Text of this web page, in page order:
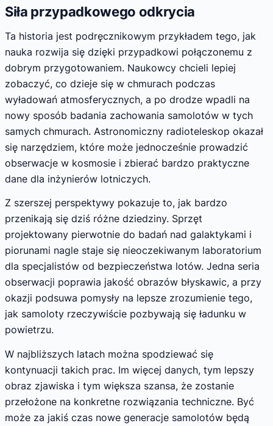
Siła przypadkowego odkrycia
Ta historia jest podręcznikowym przykładem tego, jak
nauka rozwija się dzięki przypadkowi połączonemu z
dobrym przygotowaniem. Naukowcy chcieli lepiej
zobaczyć, co dzieje się w chmurach podczas
wyładowań atmosferycznych, a po drodze wpadli na
nowy sposób badania zachowania samolotów w tych
samych chmurach. Astronomiczny radioteleskop okazał
się narzędziem, które może jednocześnie prowadzić
obserwacje w kosmosie i zbierać bardzo praktyczne
dane dla inżynierów lotniczych.
Z szerszej perspektywy pokazuje to, jak bardzo
przenikają się dziś różne dziedziny. Sprzęt
projektowany pierwotnie do badań nad galaktykami i
piorunami nagle staje się nieoczekiwanym laboratorium
dla specjalistów od bezpieczeństwa lotów. Jedna seria
obserwacji poprawia jakość obrazów błyskawic, a przy
okazji podsuwa pomysły na lepsze zrozumienie tego,
jak samoloty rzeczywiście pozbywają się ładunku w
powietrzu.
W najbliższych latach można spodziewać się
kontynuacji takich prac. Im więcej danych, tym lepszy
obraz zjawiska i tym większa szansa, że zostanie
przełożone na konkretne rozwiązania techniczne. Być
może za jakiś czas nowe generacje samolotów będą